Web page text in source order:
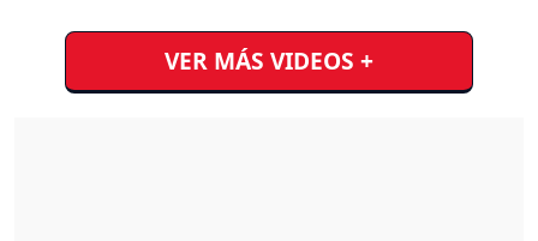
VER MÁS VIDEOS +